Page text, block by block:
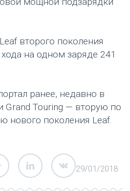
второго поколения
на одном заряде 241
ранее, недавно в
Grand Touring — вторую по
нового поколения Leaf.
29/01/2018